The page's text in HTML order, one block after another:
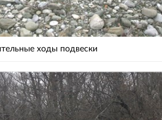
ходы подвески